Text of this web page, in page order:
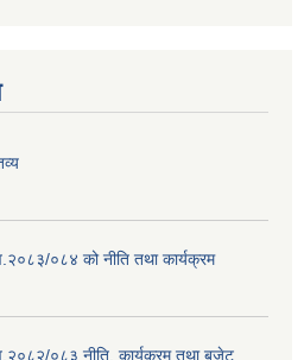
०८४ को नीति तथा कार्यक्रम
०८३ नीति, कार्यक्रम तथा बजेट